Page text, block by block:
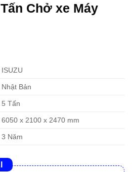
Chở xe Máy
ISUZU
Nhật Bản
5 Tấn
6050 x 2100 x 2470 mm
3 Năm